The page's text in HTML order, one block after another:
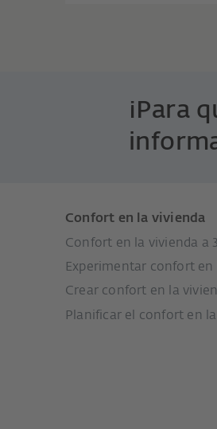
¡Para
Confort en la vivienda
Confort en la vivienda a
Experimentar confort en
Crear confort en la
Planificar el confort en